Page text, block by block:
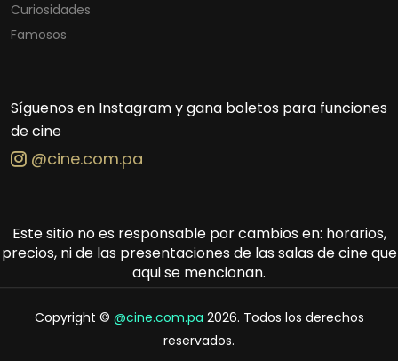
Curiosidades
Famosos
Síguenos en Instagram y gana boletos para funciones
de cine
@cine.com.pa
Este sitio no es responsable por cambios en: horarios,
precios, ni de las presentaciones de las salas de cine que
aqui se mencionan.
Copyright © @cine.com.pa 2026. Todos los derechos
reservados.